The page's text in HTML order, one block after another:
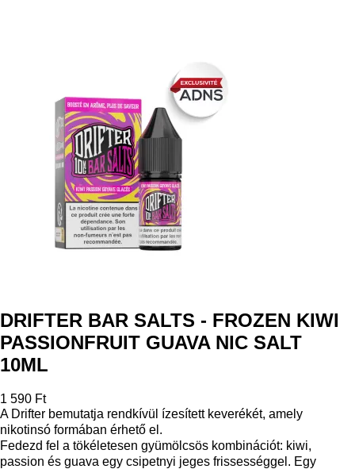
DRIFTER BAR SALTS - FROZEN KIWI
PASSIONFRUIT GUAVA NIC SALT
10ML
1 590 Ft
A Drifter bemutatja rendkívül ízesített keverékét, amely
nikotinsó formában érhető el.
Fedezd fel a tökéletesen gyümölcsös kombinációt: kiwi,
passion és guava egy csipetnyi jeges frissességgel. Egy